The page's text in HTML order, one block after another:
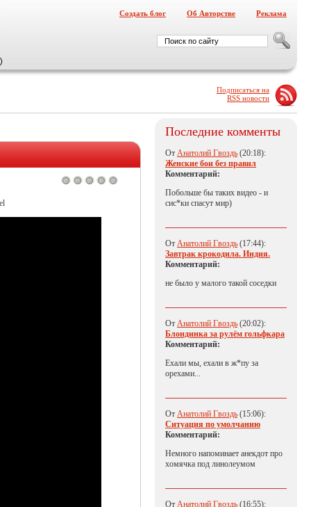
Последние комменты
От Анатолий Гвоздь (20:18):
Женские бои без правил
Комментарий:
Побольше бы таких видео - и
сис*ки спасут мир)
От Анатолий Гвоздь (17:44):
Завтрак крокодила. Индия.
Комментарий:
не было у малого такой соседки
От Анатолий Гвоздь (20:02):
Блондинка за рулём гольфкара
Комментарий:
Ехали мы, ехали в ж*пу за
орехами...
От Анатолий Гвоздь (15:06):
Ситуация по умолчанию
Комментарий:
Немного напоминает анекдот про
хомячка под линолеумом
От Анатолий Гвоздь (16:55):
Создать блог Об Авторстве Реклама
Подписаться на
RSS новости